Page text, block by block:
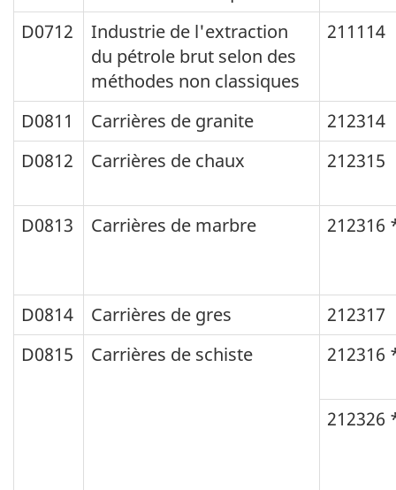
D0712
Industrie de l'extraction
du pétrole brut selon des
méthodes non classiques
211114
D0811 Carrières de granite
212314
D0812
Carrières de chaux 212315
D0813 Carrières de marbre 212316
D0814 Carrières de gres
212317
D0815
Carrières de schiste 212316
212326